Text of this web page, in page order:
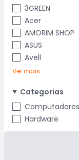
3GREEN
Acer
AMORIM SHOP
ASUS
Avell
Ver mais
Categorias
Computadores
Hardware